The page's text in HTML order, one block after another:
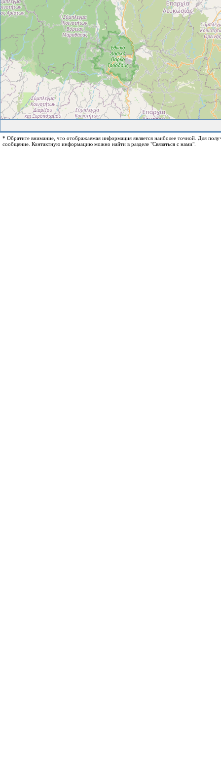
* Обратите внимание, что отображаемая информация является наиболее точной. Для
сообщение. Контактную информацию можно найти в разделе "Связаться с нами".